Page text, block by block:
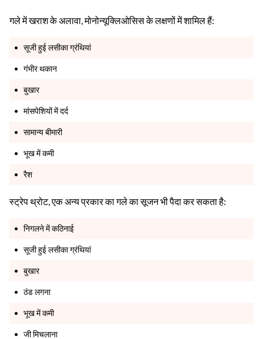
गले में खराश के अलावा, मोनोन्यूक्लिओसिस के लक्षणों में शामिल हैं:
सूजी हुई लसीका ग्रंथियां
गंभीर थकान
बुखार
मांसपेशियों में दर्द
सामान्य बीमारी
भूख में कमी
रैश
स्ट्रेप थ्रोट, एक अन्य प्रकार का गले का सूजन भी पैदा कर सकता है:
निगलने में कठिनाई
सूजी हुई लसीका ग्रंथियां
बुखार
ठंड लगना
भूख में कमी
जी मिचलाना